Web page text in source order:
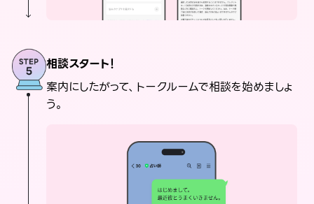
相談スタート！
案内にしたがって、トークルームで相談を始めましょ
う。